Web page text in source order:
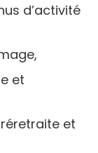
d’activité
et
et